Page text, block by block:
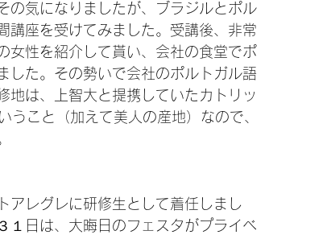
の気になりましたが、ブラジルとポル
講座を受けてみました。受講後、非常
女性を紹介して貰い、会社の食堂でポ
した。その勢いで会社のポルトガル語
地は、上智大と提携していたカトリッ
うこと（加えて美人の産地）なので、
アレグレに研修生として着任しまし
１日は、大晦日のフェスタがプライベ